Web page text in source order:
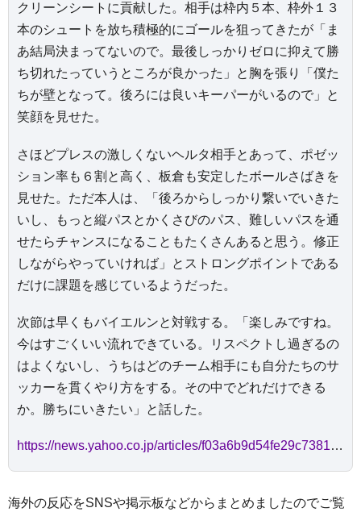
クリーンシートに貢献した。相手は枠内５本、枠外１３
本のシュートを放ち積極的にゴールを狙ってきたが「ま
あ結局決まってないので。最後しっかりゼロに抑えて勝
ち切れたっていうところが良かった」と胸を張り「僕た
ちが壁となって。後ろには良いキーパーがいるので」と
笑顔を見せた。
さほどプレスの激しくないヘルタ相手とあって、ポゼッ
ション率も６割と高く、板倉も安定したボールさばきを
見せた。ただ本人は、「後ろからしっかり繋いでいきた
いし、もっと縦パスとかくさびのパス、難しいパスを通
せたらチャンスになることもたくさんあると思う。修正
しながらやっていければ」とストロングポイントである
だけに課題を感じているようだった。
次節は早くもバイエルンと対戦する。「楽しみですね。
今はすごくいい流れできている。リスペクトし過ぎるの
はよくないし、うちはどのチーム相手にも自分たちのサ
ッカーを貫くやり方をする。その中でどれだけできる
か。勝ちにいきたい」と話した。
https://news.yahoo.co.jp/articles/f03a6b9d54fe29c73816fd970dde7316a5f5427a
海外の反応をSNSや掲示板などからまとめましたのでご覧